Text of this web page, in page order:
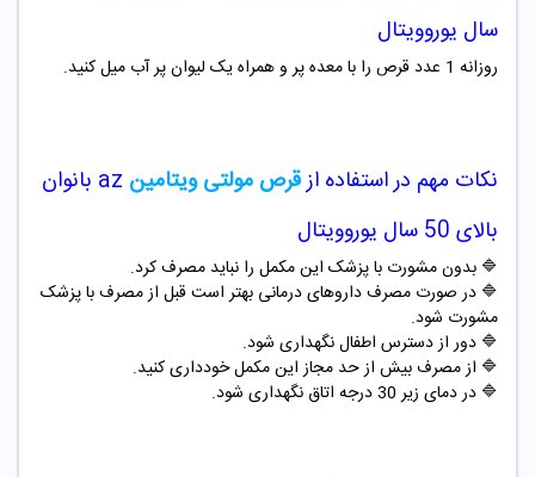
سال یوروویتال
روزانه 1 عدد قرص را با معده پر و همراه یک لیوان پر آب میل کنید.
نکات مهم در استفاده ازقرص مولتی ویتامین az بانوان
بالای 50 سال یوروویتال
🔷 بدون مشورت با پزشک این مکمل را نباید مصرف کرد.
🔷 در صورت مصرف داروهای درمانی بهتر است قبل از مصرف با پزشک
مشورت شود.
🔷 دور از دسترس اطفال نگهداری شود.
🔷 از مصرف بیش از حد مجاز این مکمل خودداری کنید.
🔷 در دمای زیر 30 درجه اتاق نگهداری شود.